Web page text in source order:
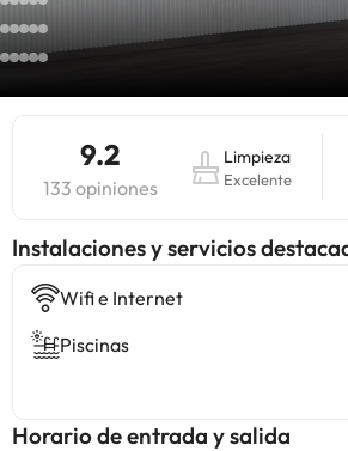
9.2
133 opiniones
Limpieza
Excelente
Instalaciones y servicios
Wifi e Internet
Piscinas
Horario de entrada y salida